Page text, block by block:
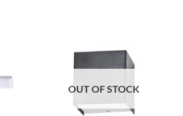
óskalista
OUT OF STOCK